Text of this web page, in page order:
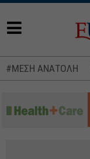
#ΜΕΣΗ ΑΝΑΤΟΛΗ